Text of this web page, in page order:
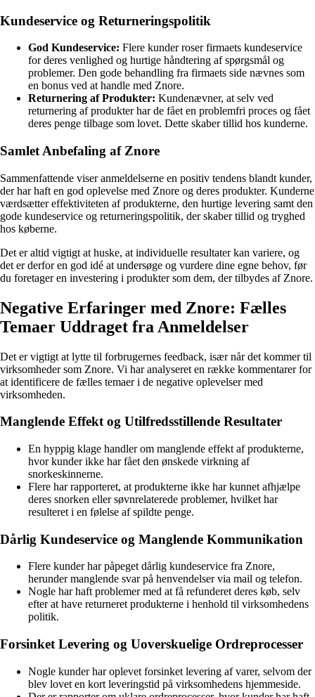
Kundeservice og Returneringspolitik
God Kundeservice: Flere kunder roser firmaets kundeservice
for deres venlighed og hurtige håndtering af spørgsmål og
problemer. Den gode behandling fra firmaets side nævnes som
en bonus ved at handle med Znore.
Returnering af Produkter: Kundenævner, at selv ved
returnering af produkter har de fået en problemfri proces og fået
deres penge tilbage som lovet. Dette skaber tillid hos kunderne.
Samlet Anbefaling af Znore
Sammenfattende viser anmeldelserne en positiv tendens blandt kunder,
der har haft en god oplevelse med Znore og deres produkter. Kunderne
værdsætter effektiviteten af produkterne, den hurtige levering samt den
gode kundeservice og returneringspolitik, der skaber tillid og tryghed
hos køberne.
Det er altid vigtigt at huske, at individuelle resultater kan variere, og
det er derfor en god idé at undersøge og vurdere dine egne behov, før
du foretager en investering i produkter som dem, der tilbydes af Znore.
Negative Erfaringer med Znore: Fælles
Temaer Uddraget fra Anmeldelser
Det er vigtigt at lytte til forbrugernes feedback, især når det kommer til
virksomheder som Znore. Vi har analyseret en række kommentarer for
at identificere de fælles temaer i de negative oplevelser med
virksomheden.
Manglende Effekt og Utilfredsstillende Resultater
En hyppig klage handler om manglende effekt af produkterne,
hvor kunder ikke har fået den ønskede virkning af
snorkeskinnerne.
Flere har rapporteret, at produkterne ikke har kunnet afhjælpe
deres snorken eller søvnrelaterede problemer, hvilket har
resulteret i en følelse af spildte penge.
Dårlig Kundeservice og Manglende Kommunikation
Flere kunder har påpeget dårlig kundeservice fra Znore,
herunder manglende svar på henvendelser via mail og telefon.
Nogle har haft problemer med at få refunderet deres køb, selv
efter at have returneret produkterne i henhold til virksomhedens
politik.
Forsinket Levering og Uoverskuelige Ordreprocesser
Nogle kunder har oplevet forsinket levering af varer, selvom der
blev lovet en kort leveringstid på virksomhedens hjemmeside.